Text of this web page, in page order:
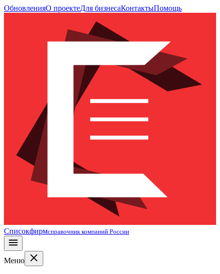
ОбновленияО проектеДля бизнесаКонтактыПомощь
Списокфирмсправочник компаний России
Меню